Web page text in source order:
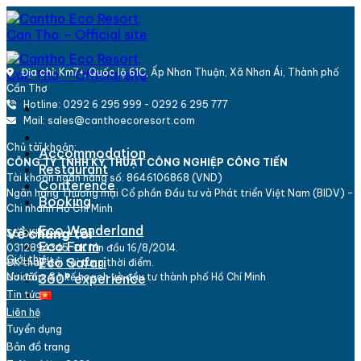
Skip
to
content
Accommodation
Restaurant
Conference
Booking
Eco Wonderland
Eco Farm
Eco Safari
360° experience
Địa chỉ: Km7+, Quốc lộ 61C, Ấp Nhơn Thuận, Xã Nhơn Ái, Thành phố
Cần Thơ
Hotline: 0292 6 295 999 - 0292 6 295 777
Mail: sales@canthoecoresort.com
Chủ tài khoản:
CÔNG TY TNHH KỸ THUẬT CÔNG NGHIỆP CÔNG TIẾN
Tài khoản ngân hàng số: 8646106868 (VND)
Ngân hàng Thương mại Cổ phần Đầu tư và Phát triển Việt Nam (BIDV) -
Chi nhánh Hồ Chí Minh
Số ĐKKD:
0312894345. ĐK lần đầu 16/8/2014.
ĐK thay đổi tại từng thời điểm.
Nơi cấp: Sở kế hoạch và đầu tư thành phố Hồ Chí Minh
Về chúng tôi
Giới thiệu
Ưu đãi
Tin tức
Liên hệ
Tuyển dụng
Bản đồ trang